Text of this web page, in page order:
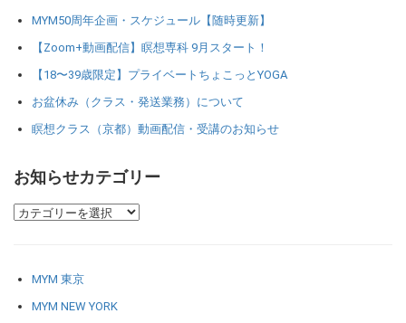
MYM50周年企画・スケジュール【随時更新】
【Zoom+動画配信】瞑想専科 9月スタート！
【18〜39歳限定】プライベートちょこっとYOGA
お盆休み（クラス・発送業務）について
瞑想クラス（京都）動画配信・受講のお知らせ
お知らせカテゴリー
MYM 東京
MYM NEW YORK